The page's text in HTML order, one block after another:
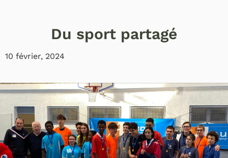
Du sport partagé
10 février, 2024